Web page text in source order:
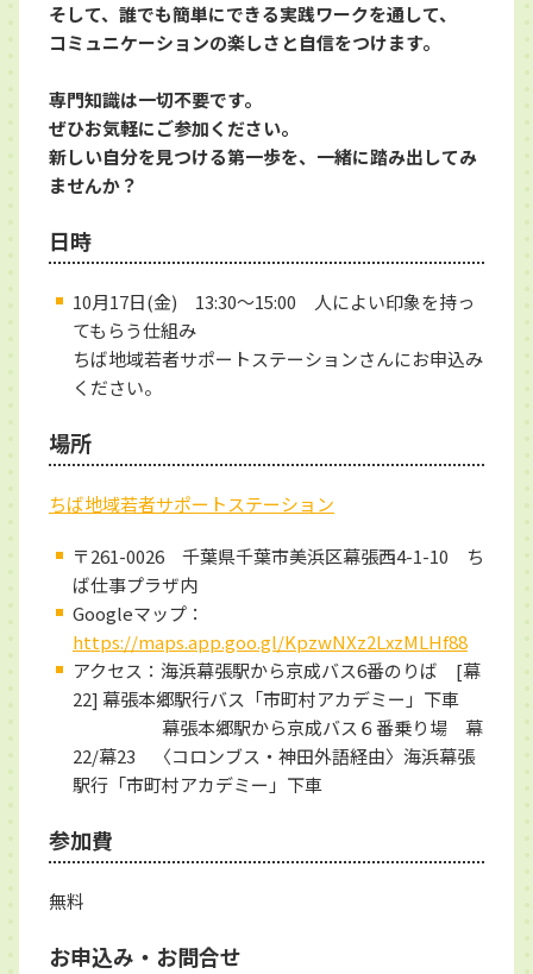
そして、誰でも簡単にできる実践ワークを通して、
コミュニケーションの楽しさと自信をつけます。
専門知識は一切不要です。
ぜひお気軽にご参加ください。
新しい自分を見つける第一歩を、一緒に踏み出してみ
ませんか？
日時
10月17日(金) 13:30～15:00 人によい印象を持っ
てもらう仕組み
ちば地域若者サポートステーションさんにお申込み
ください。
場所
ちば地域若者サポートステーション
〒261-0026 千葉県千葉市美浜区幕張西4-1-10 ち
ば仕事プラザ内
Googleマップ：
https://maps.app.goo.gl/KpzwNXz2LxzMLHf88
アクセス：海浜幕張駅から京成バス6番のりば [幕
22] 幕張本郷駅行バス「市町村アカデミー」下車
幕張本郷駅から京成バス６番乗り場 幕
22/幕23 〈コロンブス・神田外語経由〉海浜幕張
駅行「市町村アカデミー」下車
参加費
無料
お申込み・お問合せ